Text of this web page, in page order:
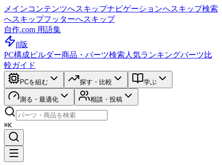
メインコンテンツへスキップナビゲーションへスキップ検索
へスキップフッターへスキップ
自作.com 用語集
β版
PC構成ビルダー商品・パーツ検索 人気ランキングパーツ比
較ガイド
PCを組む 探す・比較 学ぶ
測る・最適化 相談・投稿
⌘K